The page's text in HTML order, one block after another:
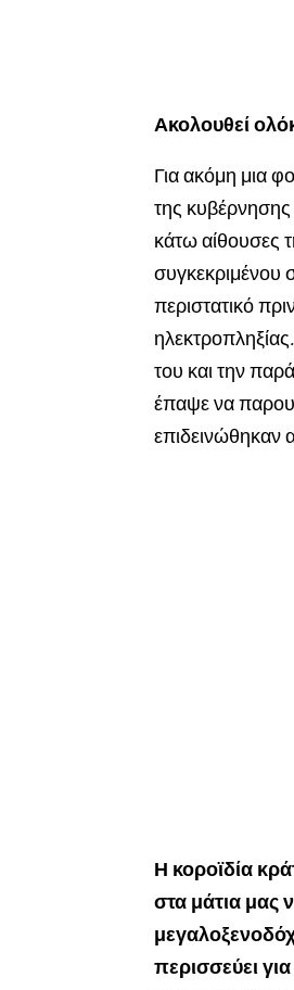
Ακολουθεί
Για ακόμη μια
της κυβέρνησης
κάτω αίθουσες
συγκεκριμένου
περιστατικό
του και την
έπαψε να
επιδεινώθηκαν
Η κοροϊδία
στα μάτια μας
περισσεύει